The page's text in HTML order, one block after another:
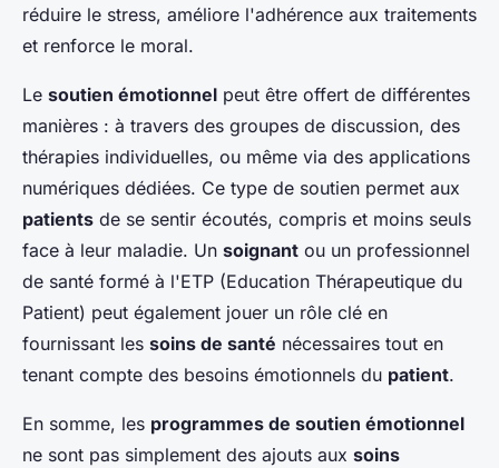
réduire le stress, améliore l'adhérence aux traitements
et renforce le moral.
Le soutien émotionnel peut être offert de différentes
manières : à travers des groupes de discussion, des
thérapies individuelles, ou même via des applications
numériques dédiées. Ce type de soutien permet aux
patients de se sentir écoutés, compris et moins seuls
face à leur maladie. Un soignant ou un professionnel
de santé formé à l'ETP (Education Thérapeutique du
Patient) peut également jouer un rôle clé en
fournissant les soins de santé nécessaires tout en
tenant compte des besoins émotionnels du patient.
En somme, les programmes de soutien émotionnel
ne sont pas simplement des ajouts aux soins